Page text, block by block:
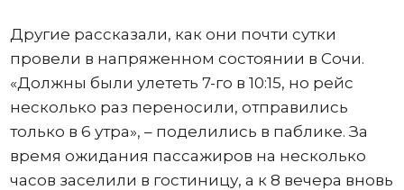
Другие рассказали, как они почти сутки
провели в напряженном состоянии в Сочи.
«Должны были улететь 7-го в 10:15, но рейс
несколько раз переносили, отправились
только в 6 утра», – поделились в паблике. За
время ожидания пассажиров на несколько
часов заселили в гостиницу, а к 8 вечера вновь